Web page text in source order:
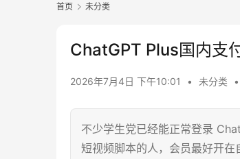
首页 未分类
ChatGPT Plus国内支
2026年7月4日 下午10:01 • 未分类 •
不少学生党已经能正常登录
短视频脚本的人，会员最好开在